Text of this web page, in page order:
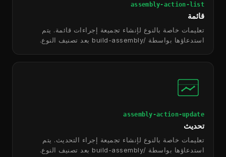
assembly-action-list
قائمة
تعليمات خاصة بالنوع لإنشاء تجميعة إجراءات قائمة. يتم
استدعاؤها بواسطة /build-assembly بعد تصنيف النوع.
assembly-action-update
تحديث
تعليمات خاصة بالنوع لإنشاء تجميعة إجراء التحديث. يتم
استدعاؤها بواسطة /build-assembly بعد تصنيف النوع.